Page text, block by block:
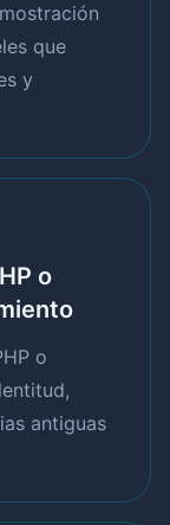
que
y
o
o
antiguas